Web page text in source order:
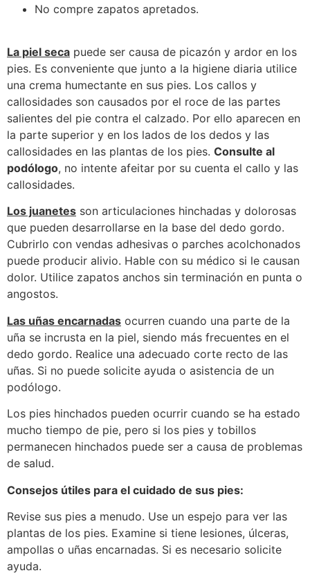
No compre zapatos apretados.
La piel seca puede ser causa de picazón y ardor en los
pies. Es conveniente que junto a la higiene diaria utilice
una crema humectante en sus pies. Los callos y
callosidades son causados por el roce de las partes
salientes del pie contra el calzado. Por ello aparecen en
la parte superior y en los lados de los dedos y las
callosidades en las plantas de los pies. Consulte al
podólogo, no intente afeitar por su cuenta el callo y las
callosidades.
Los juanetes son articulaciones hinchadas y dolorosas
que pueden desarrollarse en la base del dedo gordo.
Cubrirlo con vendas adhesivas o parches acolchonados
puede producir alivio. Hable con su médico si le causan
dolor. Utilice zapatos anchos sin terminación en punta o
angostos.
Las uñas encarnadas ocurren cuando una parte de la
uña se incrusta en la piel, siendo más frecuentes en el
dedo gordo. Realice una adecuado corte recto de las
uñas. Si no puede solicite ayuda o asistencia de un
podólogo.
Los pies hinchados pueden ocurrir cuando se ha estado
mucho tiempo de pie, pero si los pies y tobillos
permanecen hinchados puede ser a causa de problemas
de salud.
Consejos útiles para el cuidado de sus pies:
Revise sus pies a menudo. Use un espejo para ver las
plantas de los pies. Examine si tiene lesiones, úlceras,
ampollas o uñas encarnadas. Si es necesario solicite
ayuda.